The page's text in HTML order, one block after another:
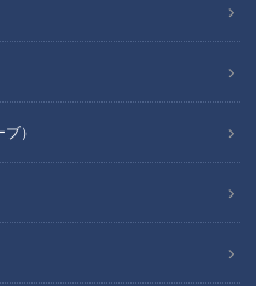
）
で放送している情報番組
ー』では、様々なジャンル
、使える＆役立つ情報をお
井レイコさん。全国各地で
誉鍋奉行”として鍋料理を